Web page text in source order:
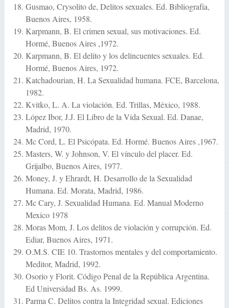
Gusmao, Crysolito de, Delitos sexuales. Ed. Bibliografía,
Buenos Aires, 1958.
Karpmann, B. El crimen sexual, sus motivaciones. Ed.
Hormé, Buenos Aires ,1972.
Karpmann, B. El delito y los delincuentes sexuales. Ed.
Hormé, Buenos Aires, 1972.
Katchadourian, H. La Sexualidad humana. FCE, Barcelona,
1982.
Kvitko, L. A. La violación. Ed. Trillas, México, 1988.
López Ibor, J.J. El Libro de la Vida Sexual. Ed. Danae,
Madrid, 1970.
Mc Cord, L. El Psicópata. Ed. Hormé. Buenos Aires ,1967.
Masters, W. y Johnson, V. El vínculo del placer. Ed.
Grijalbo, Buenos Aires, 1977.
Money, J. y Ehrardt, H. Desarrollo de la Sexualidad
Humana. Ed. Morata, Madrid, 1986.
Mc Cary, J. Sexualidad Humana. Ed. Manual Moderno
Mexico 1978
Moras Mom, J. Los delitos de violación y corrupción. Ed.
Ediar, Buenos Aires, 1971.
O.M.S. CIE 10. Trastornos mentales y del comportamiento.
Meditor, Madrid, 1992.
Osorio y Florit. Código Penal de la República Argentina.
Ed Universidad Bs. As. 1999.
Parma C. Delitos contra la Integridad sexual. Ediciones